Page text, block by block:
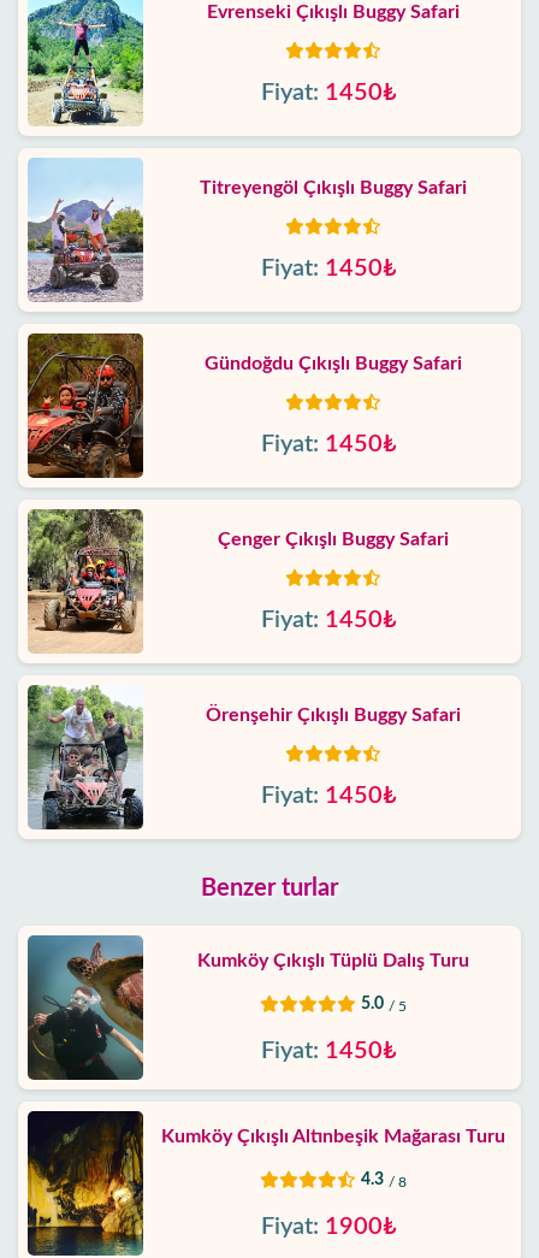
Evrenseki Çıkışlı Buggy Safari
Fiyat: 1450₺
Titreyengöl Çıkışlı Buggy Safari
Fiyat: 1450₺
Gündoğdu Çıkışlı Buggy Safari
Fiyat: 1450₺
Çenger Çıkışlı Buggy Safari
Fiyat: 1450₺
Örenşehir Çıkışlı Buggy Safari
Fiyat: 1450₺
Benzer turlar
Kumköy Çıkışlı Tüplü Dalış Turu
5.0 / 5
Fiyat: 1450₺
Kumköy Çıkışlı Altınbeşik Mağarası Turu
4.3 / 8
Fiyat: 1900₺